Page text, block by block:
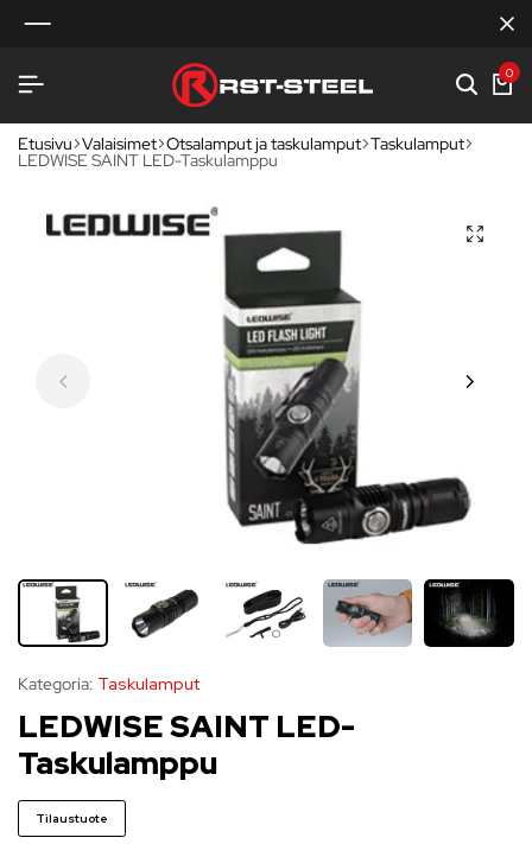
0
Etusivu Valaisimet Otsalamput ja taskulamput Taskulamput
LEDWISE SAINT LED-Taskulamppu
Kategoria: Taskulamput
LEDWISE SAINT LED-
Taskulamppu
Tilaustuote